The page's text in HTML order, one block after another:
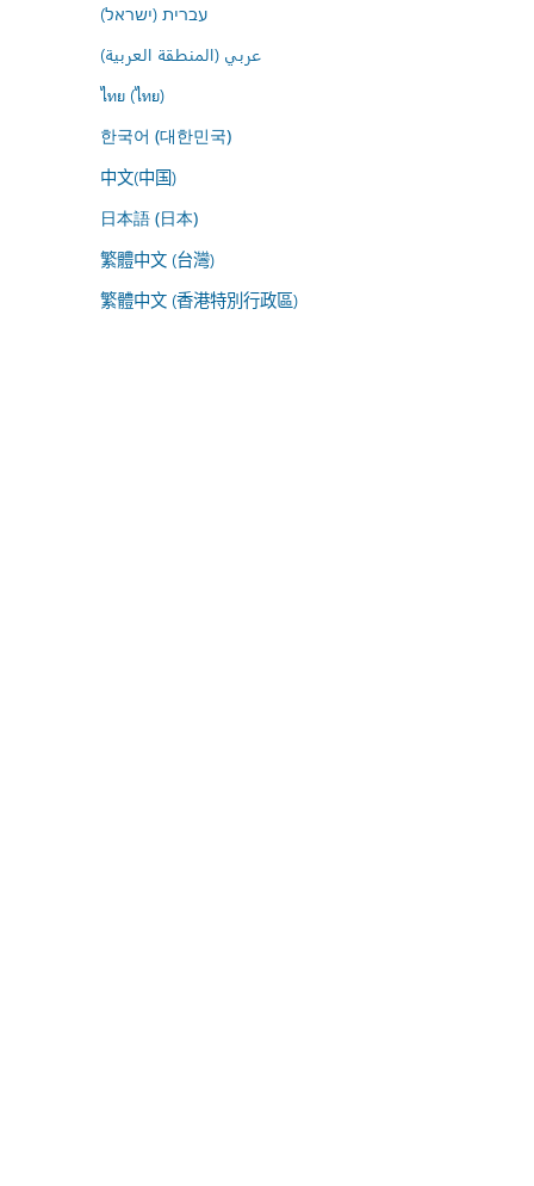
עברית (ישראל)
عربي (المنطقة العربية)
ไทย (ไทย)
한국어 (대한민국)
中文(中国)
日本語 (日本)
繁體中文 (台灣)
繁體中文 (香港特別行政區)